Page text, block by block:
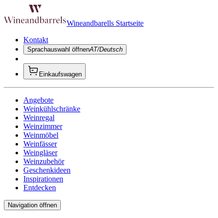
Wineandbarells Startseite
Kontakt
Sprachauswahl öffnenAT/Deutsch
Einkaufswagen
Angebote
Weinkühlschränke
Weinregal
Weinzimmer
Weinmöbel
Weinfässer
Weingläser
Weinzubehör
Geschenkideen
Inspirationen
Entdecken
Navigation öffnen